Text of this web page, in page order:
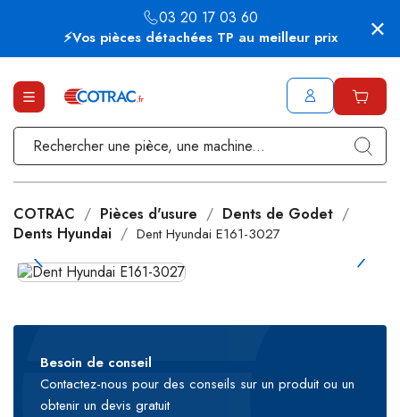
⚡Vos pièces détachées TP au meilleur prix
03 20 17 03 60
COTRAC Pièces d'usure
Dents de Godet
Dents Hyundai
Dent Hyundai E161-3027
Besoin de conseil
Contactez-nous pour des conseils sur un produit ou un
obtenir un devis gratuit